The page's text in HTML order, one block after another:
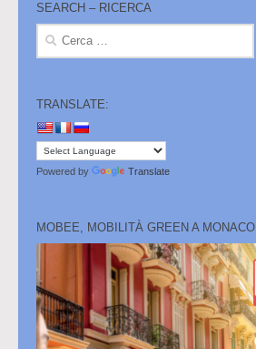
SEARCH – RICERCA
Ricerca
TRANSLATE:
Powered by Translate
MOBEE, MOBILITÀ GREEN A MONACO